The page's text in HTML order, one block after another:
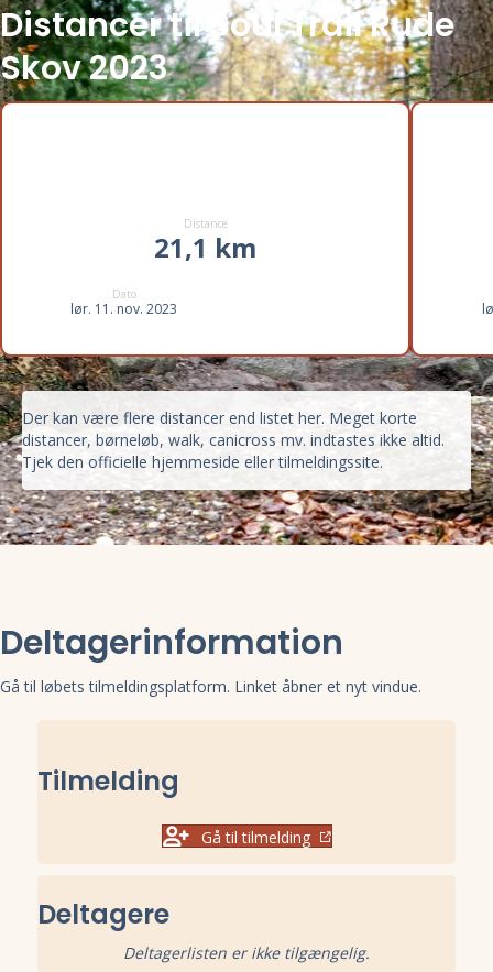
Distancer til Soul Trail Rude
Skov 2023
Distance
21,1 km
Dato
lør. 11. nov. 2023
Der kan være flere distancer end listet her. Meget korte
distancer, børneløb, walk, canicross mv. indtastes ikke altid.
Tjek den officielle hjemmeside eller tilmeldingssite.
Deltagerinformation
Gå til løbets tilmeldingsplatform. Linket åbner et nyt vindue.
Tilmelding
Gå til tilmelding
Deltagere
Deltagerlisten er ikke tilgængelig.